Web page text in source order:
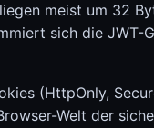
meist um 32
sich die JWT-
(HttpOnly,
Welt der